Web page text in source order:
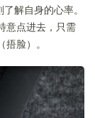
解自身的心率。
意点进去，只需
脸）。